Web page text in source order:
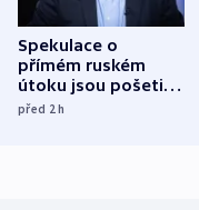
Spekulace o
přímém ruském
útoku jsou pošetilé,
míní estonský
před 2h